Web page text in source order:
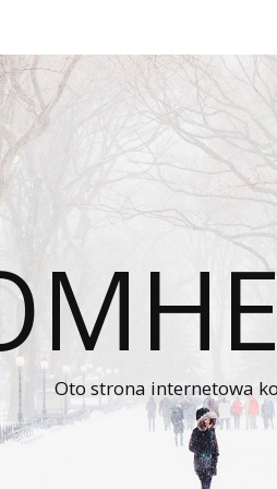
Oto strona internetowa